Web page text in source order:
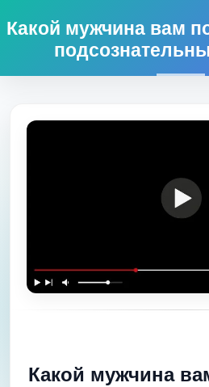
Какой мужчина вам
Какой мужчина